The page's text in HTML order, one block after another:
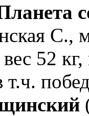
С.,
вес 52
т.ч.